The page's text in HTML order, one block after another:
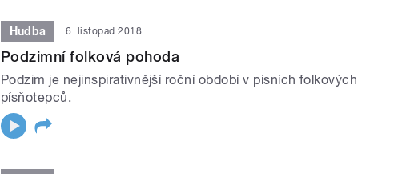
Hudba 6. listopad 2018
Podzimní folková pohoda
Podzim je nejinspirativnější roční období v písních folkových
písňotepců.